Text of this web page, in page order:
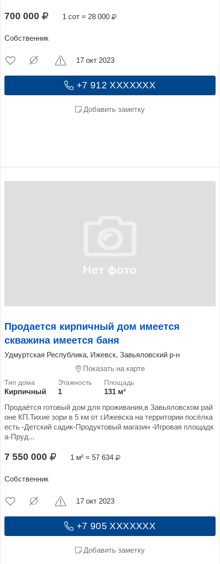
700 000 1 сот = 28 000
Собственник
+7 912 XXXXXXX
Добавить заметку
17 окт 2023
Продается кирпичный дом имеется
скважина имеется баня
Удмуртская Республика, Ижевск, Завьяловский р-н
Показать на карте
Кирпичный 1
131 м²
Продаётся готовый дом для проживания,в Завьяловском рай
оне КП.Тихие зори в 5 км от г.Ижевска на территории посёлка
есть -Детский садик-Продуктовый магазин -Игровая площадк
а-Пруд...
7 550 000 1 м² = 57 634
Собственник
+7 905 XXXXXXX
Добавить заметку
17 окт 2023